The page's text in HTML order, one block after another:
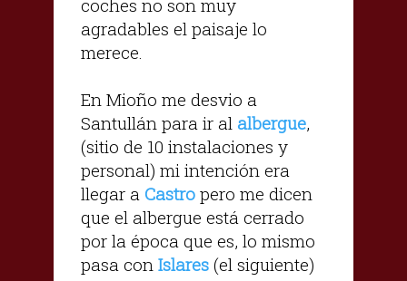
coches no son muy
agradables el paisaje lo
merece.
En Mioño me desvio a
Santullán para ir al albergue,
(sitio de 10 instalaciones y
personal) mi intención era
llegar a Castro pero me dicen
que el albergue está cerrado
por la época que es, lo mismo
pasa con Islares (el siguiente)